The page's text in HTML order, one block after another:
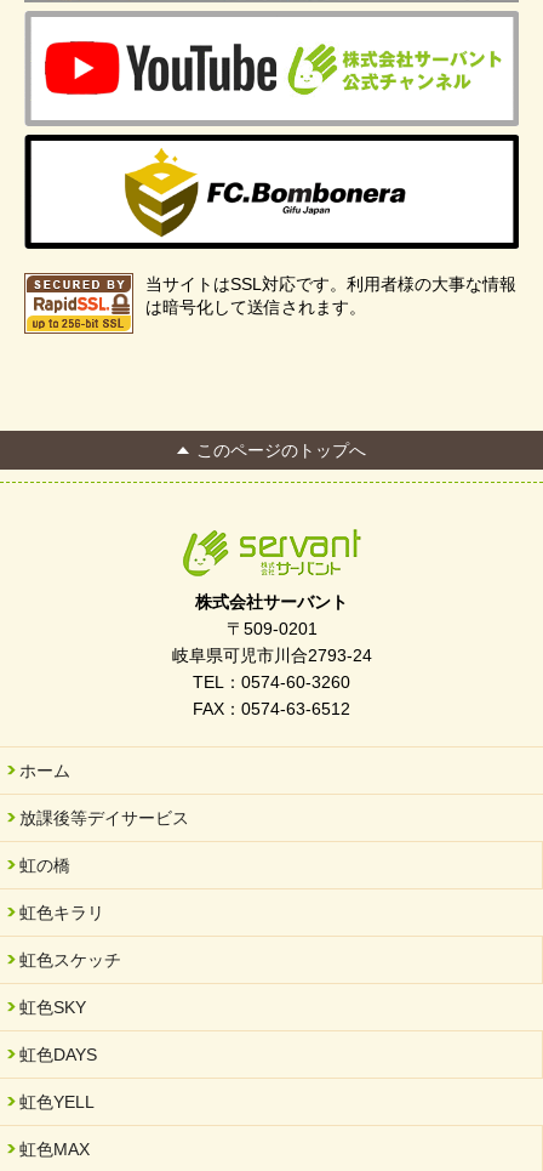
当サイトはSSL対応です。利用者様の大事な情報
は暗号化して送信されます。
このページのトップへ
株式会社サーバント
〒509-0201
岐阜県可児市川合2793-24
TEL：0574-60-3260
FAX：0574-63-6512
ホーム
放課後等デイサービス
虹の橋
虹色キラリ
虹色スケッチ
虹色SKY
虹色DAYS
虹色YELL
虹色MAX